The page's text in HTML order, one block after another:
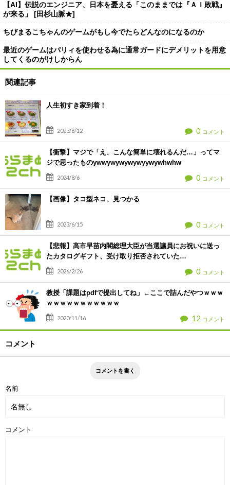
【AI】伝説のエンジニア、日本を憂える「このままでは『ＡＩ敗戦』
が来る」 [田杉山脈★]
ちびまるこちゃんのゲームがもし今でたらどんなのになるのか
最近のゲームはパリィを使わせる為に通常ガードにデメリットを用意
してくるのがけしからん
関連記事
人生初すき家到着！
2023/6/12 0 コメント
【衝撃】マジで「え、こんな簡単に壊れるんだ…」ってマ
ジで思ったものywwywywywywyywywhwhw
2024/8/6 0 コメント
【画像】タコ型ネコ、見つかる
2023/6/15 0 コメント
【悲報】高市早苗内閣総理大臣が当選議員にお祝いに送っ
たカタログギフト、受け取り拒否されていた…
2026/2/26 0 コメント
教授「課題はpdfで提出してね」←ここで詰んだやつｗｗｗ
ｗｗｗｗｗｗｗｗｗｗｗ
2020/11/16 12 コメント
コメント
名前
コメント